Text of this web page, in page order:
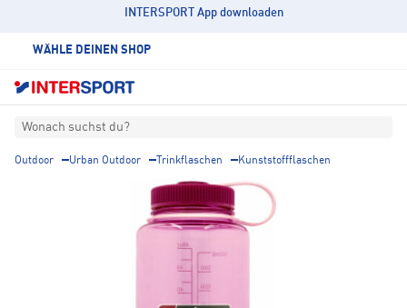
INTERSPORT App downloaden
WÄHLE DEINEN SHOP
Wonach suchst du?
Outdoor Urban Outdoor Trinkflaschen Kunststoffflaschen